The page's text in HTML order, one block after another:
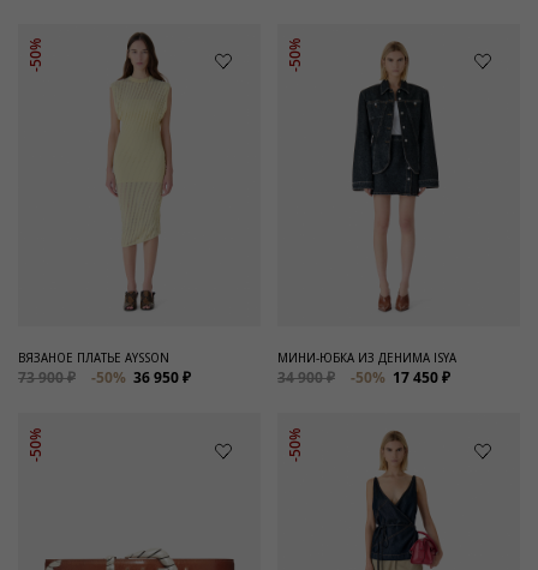
-50%
ВЯЗАНОЕ ПЛАТЬЕ AYSSON
73 900 ₽ -50% 36 950 ₽
-50%
МИНИ-ЮБКА ИЗ ДЕНИМА ISYA
34 900 ₽ -50% 17 450 ₽
-50% -50%